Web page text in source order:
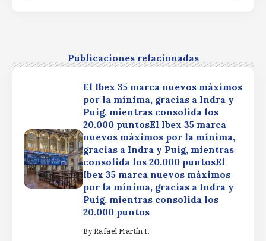
Publicaciones relacionadas
El Ibex 35 marca nuevos máximos
por la mínima, gracias a Indra y
Puig, mientras consolida los
20.000 puntosEl Ibex 35 marca
nuevos máximos por la mínima,
gracias a Indra y Puig, mientras
consolida los 20.000 puntosEl
Ibex 35 marca nuevos máximos
por la mínima, gracias a Indra y
Puig, mientras consolida los
20.000 puntos
By Rafael Martín F.